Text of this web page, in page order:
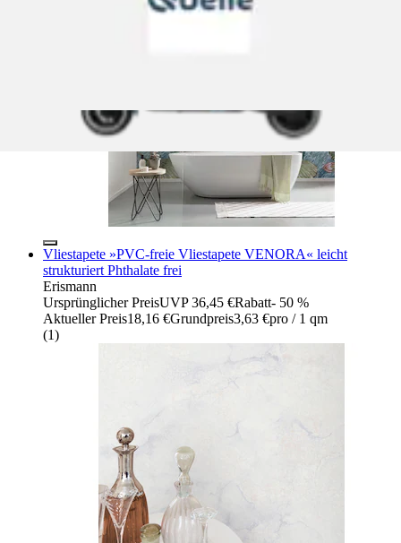
144,50 €Grundpreis144,50 €
Vliestapete »PVC-freie Vliestapete VENORA« leicht
strukturiert Phthalate frei
Erismann
Ursprünglicher PreisUVP 36,45 €Rabatt- 50 %
Aktueller Preis18,16 €Grundpreis3,63 €pro / 1 qm
(1)